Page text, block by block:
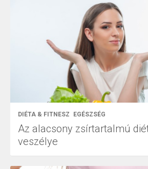
DIÉTA & FITNESZ EGÉSZSÉG
Az alacsony zsírtartalmú
veszélye